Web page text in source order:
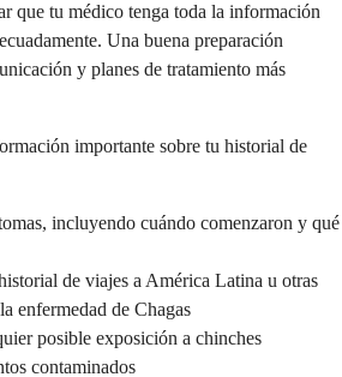
que tu médico tenga toda la información
Una buena preparación
y planes de tratamiento más
importante sobre tu historial de
incluyendo cuándo comenzaron y qué
de viajes a América Latina u otras
enfermedad de Chagas
posible exposición a chinches
contaminados